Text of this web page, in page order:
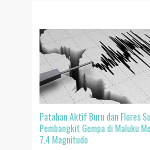
Patahan Aktif Buru dan Flores
Pembangkit Gempa di Maluku
7.4 Magnitudo